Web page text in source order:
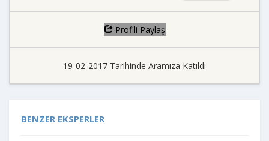
Profili Paylaş
19-02-2017 Tarihinde Aramıza Katıldı
BENZER EKSPERLER